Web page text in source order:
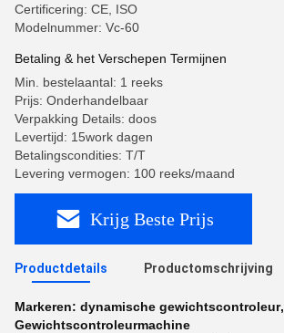
Certificering: CE, ISO
Modelnummer: Vc-60
Betaling & het Verschepen Termijnen
Min. bestelaantal: 1 reeks
Prijs: Onderhandelbaar
Verpakking Details: doos
Levertijd: 15work dagen
Betalingscondities: T/T
Levering vermogen: 100 reeks/maand
Krijg Beste Prijs
Productdetails Productomschrijving
Markeren: dynamische gewichtscontroleur,
Gewichtscontroleurmachine